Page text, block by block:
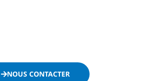
NOUS CONTACTER